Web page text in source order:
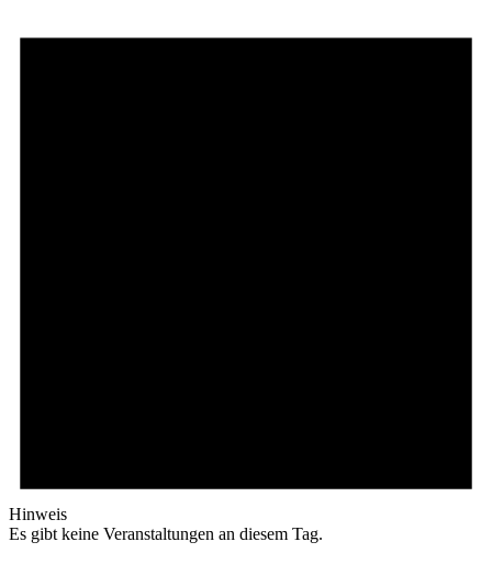
Hinweis
Es gibt keine Veranstaltungen an diesem Tag.